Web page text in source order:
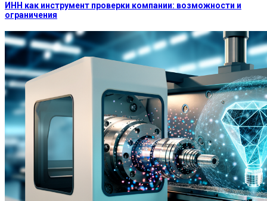
ИНН как инструмент проверки компании: возможности и
ограничения